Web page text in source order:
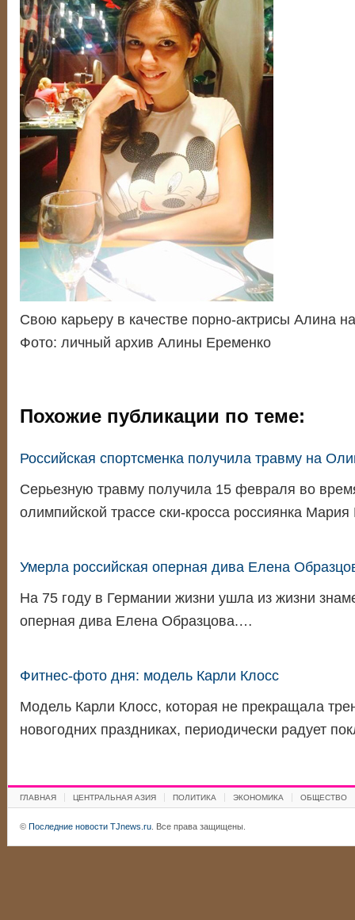
Свою карьеру в качестве порно-актрисы Алина
Фото: личный архив Алины Еременко
Похожие публикации по теме:
Российская спортсменка получила травму на
Серьезную травму получила 15 февраля во
олимпийской трассе ски-кросса россиянка
Умерла российская оперная дива Елена
На 75 году в Германии жизни ушла из жизни
оперная дива Елена Образцова.…
Фитнес-фото дня: модель Карли Клосс
Модель Карли Клосс, которая не прекращала
новогодних праздниках, периодически радует
ГЛАВНАЯ ЦЕНТРАЛЬНАЯ АЗИЯ ПОЛИТИКА ЭКОНОМИКА ОБЩЕСТВО
© Последние новости TJnews.ru. Все права защищены.